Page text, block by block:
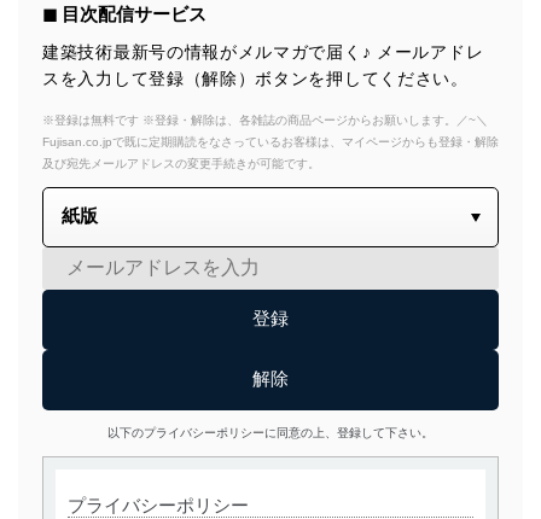
◼︎ 目次配信サービス
建築技術最新号の情報がメルマガで届く♪ メールアドレ
スを入力して登録（解除）ボタンを押してください。
※登録は無料です ※登録・解除は、各雑誌の商品ページからお願いします。／~＼
Fujisan.co.jpで既に定期購読をなさっているお客様は、マイページからも登録・解除
及び宛先メールアドレスの変更手続きが可能です。
以下のプライバシーポリシーに同意の上、登録して下さい。
プライバシーポリシー